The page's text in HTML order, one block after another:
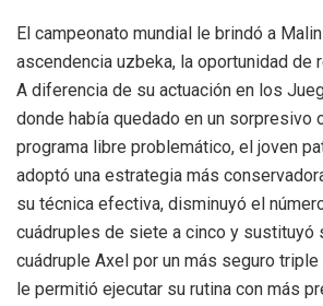
El campeonato mundial le brindó a
ascendencia uzbeka, la oportunidad de
A diferencia de su actuación en los
donde había quedado en un sorpresivo
programa libre problemático, el joven
adoptó una estrategia más
su técnica efectiva, disminuyó el
cuádruples de siete a cinco y sustituyó
cuádruple Axel por un más seguro
le permitió ejecutar su rutina con más